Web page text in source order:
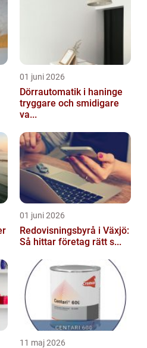
01 juni 2026
Dörrautomatik i haninge
tryggare och smidigare
va...
01 juni 2026
Redovisningsbyrå i Växjö:
Så hittar företag rätt s...
11 maj 2026